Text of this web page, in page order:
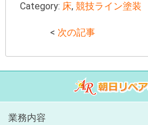
Category: 床, 競技ライン塗装
< 次の記事
業務内容